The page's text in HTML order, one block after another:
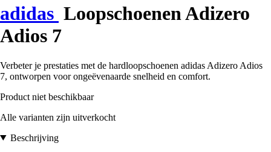
adidas Loopschoenen Adizero
Adios 7
Verbeter je prestaties met de hardloopschoenen adidas Adizero Adios
7, ontworpen voor ongeëvenaarde snelheid en comfort.
Product niet beschikbaar
Alle varianten zijn uitverkocht
Beschrijving